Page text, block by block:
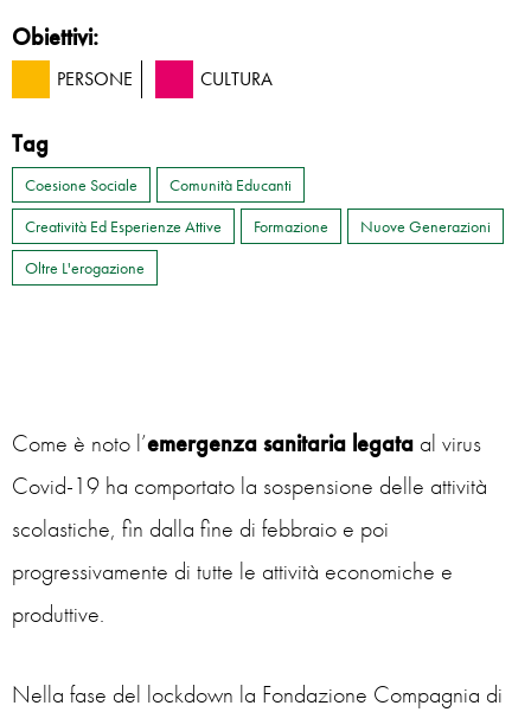
Obiettivi:
PERSONE CULTURA
Tag
Coesione Sociale
Comunità Educanti
Creatività Ed Esperienze Attive
Formazione
Nuove Generazioni
Oltre L'erogazione
Come è noto l’emergenza sanitaria legata al virus
Covid-19 ha comportato la sospensione delle attività
scolastiche, fin dalla fine di febbraio e poi
progressivamente di tutte le attività economiche e
produttive.
Nella fase del lockdown la Fondazione Compagnia di